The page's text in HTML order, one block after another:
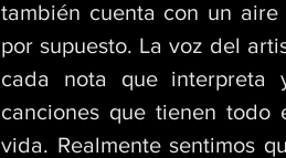
también cuenta con un
por supuesto. La voz del
cada nota que interpreta
canciones que tienen todo
vida. Realmente sentimos